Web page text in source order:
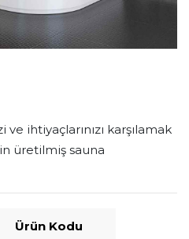
ve ihtiyaçlarınızı karşılamak
üretilmiş sauna
Ürün Kodu